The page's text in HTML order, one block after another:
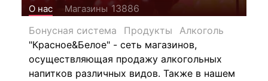
О нас Магазины 13886
Бонусная система
Продукты
Алкоголь
"Красное&Белое" - сеть магазинов,
осуществляющая продажу алкогольных
напитков различных видов. Также в нашем